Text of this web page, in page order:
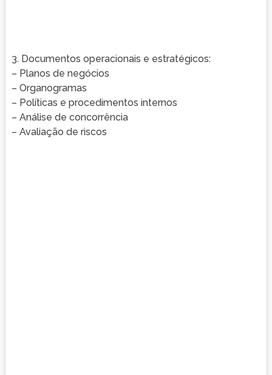
3. Documentos operacionais e estratégicos:
– Planos de negócios
– Organogramas
– Políticas e procedimentos internos
– Análise de concorrência
– Avaliação de riscos